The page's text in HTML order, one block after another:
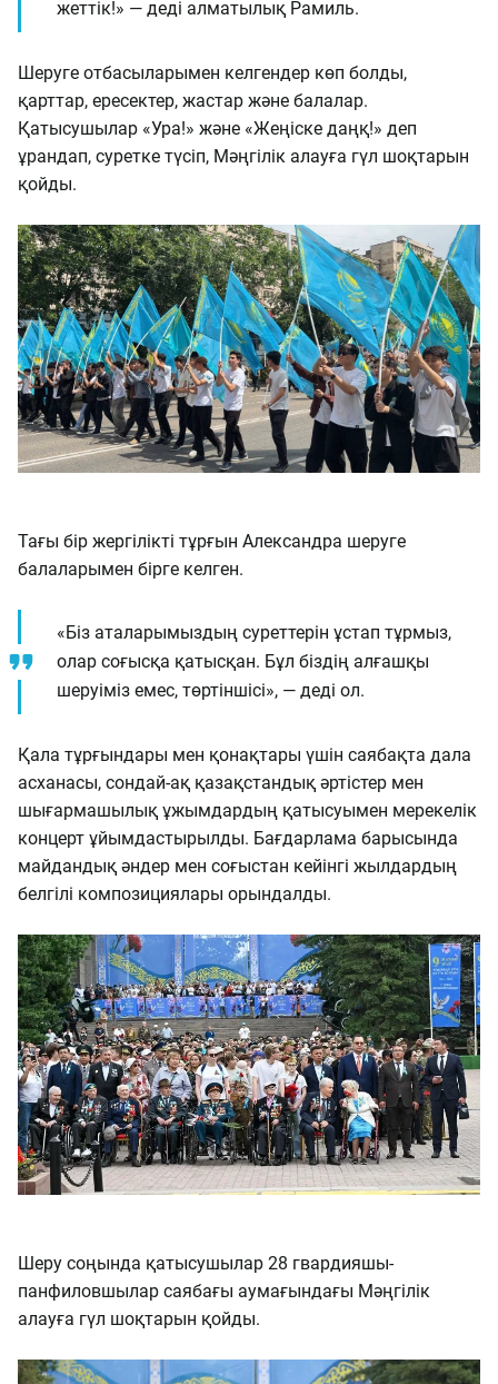
жеттік!» — деді алматылық Рамиль.
Шеруге отбасыларымен келгендер көп болды,
қарттар, ересектер, жастар және балалар.
Қатысушылар «Ура!» және «Жеңіске даңқ!» деп
ұрандап, суретке түсіп, Мәңгілік алауға гүл шоқтарын
қойды.
Тағы бір жергілікті тұрғын Александра шеруге
балаларымен бірге келген.
«Біз аталарымыздың суреттерін ұстап тұрмыз,
олар соғысқа қатысқан. Бұл біздің алғашқы
шеруіміз емес, төртіншісі», — деді ол.
Қала тұрғындары мен қонақтары үшін саябақта дала
асханасы, сондай-ақ қазақстандық әртістер мен
шығармашылық ұжымдардың қатысуымен мерекелік
концерт ұйымдастырылды. Бағдарлама барысында
майдандық әндер мен соғыстан кейінгі жылдардың
белгілі композициялары орындалды.
Шеру соңында қатысушылар 28 гвардияшы-
панфиловшылар саябағы аумағындағы Мәңгілік
алауға гүл шоқтарын қойды.